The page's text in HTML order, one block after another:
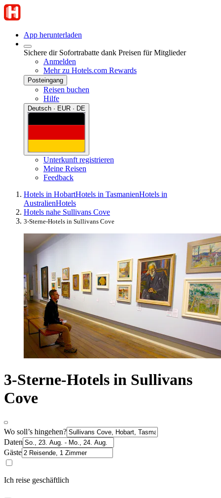
App herunterladen
Sichere dir Sofortrabatte dank Preisen für Mitglieder
Anmelden
Mehr zu Hotels.com Rewards
Posteingang
Reisen buchen
Hilfe
Deutsch · EUR · DE
Unterkunft registrieren
Meine Reisen
Feedback
Hotels in HobartHotels in TasmanienHotels in
AustralienHotels
Hotels nahe Sullivans Cove
3-Sterne-Hotels in Sullivans Cove
3-Sterne-Hotels in Sullivans
Cove
Wo soll’s hingehen?
Daten
Gäste
Ich reise geschäftlich